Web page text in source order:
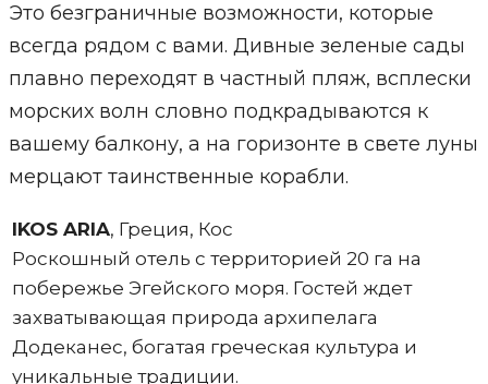
Это безграничные возможности, которые
всегда рядом с вами. Дивные зеленые сады
плавно переходят в частный пляж, всплески
морских волн словно подкрадываются к
вашему балкону, а на горизонте в свете луны
мерцают таинственные корабли.
IKOS ARIA, Греция, Кос
Роскошный отель с территорией 20 га на
побережье Эгейского моря. Гостей ждет
захватывающая природа архипелага
Додеканес, богатая греческая культура и
уникальные традиции.